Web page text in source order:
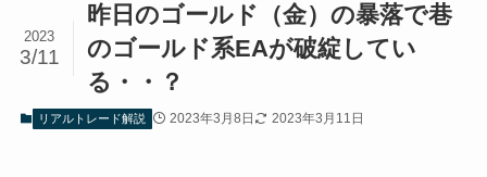
昨日のゴールド（金）の暴落で巷
のゴールド系EAが破綻してい
る・・？
2023
3/11
リアルトレード解説 2023年3月8日 2023年3月11日